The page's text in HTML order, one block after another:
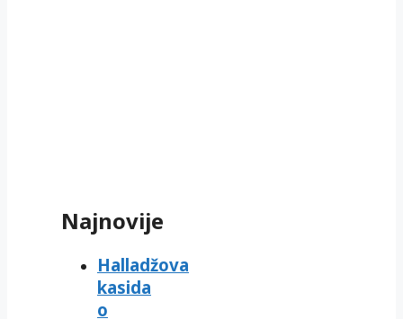
Najnovije
Halladžova
kasida
o